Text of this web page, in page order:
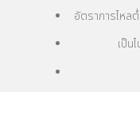
อัตราการไหล
เป็น